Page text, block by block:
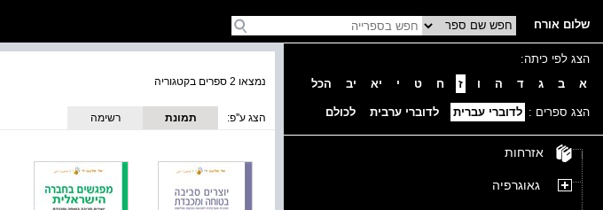
שלום אורח
הצג לפי כיתה:
א
ב ג ד ה ו ז ח ט י יא יב הכל
הצג ספרים : לדוברי עברית לדוברי ערבית לכולם
אזרחות
גאוגרפיה
נמצאו 2 ספרים בקטגוריה
הצג ע''פ:
תמונת
רשימה